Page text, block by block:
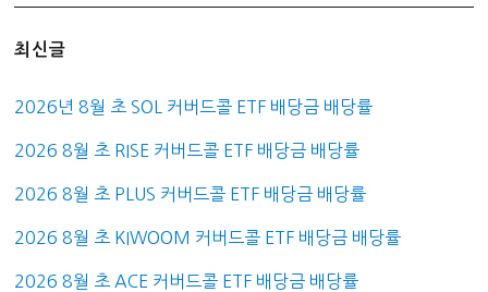
최신글
2026년 8월 초 SOL 커버드콜 ETF 배당금 배당률
2026 8월 초 RISE 커버드콜 ETF 배당금 배당률
2026 8월 초 PLUS 커버드콜 ETF 배당금 배당률
2026 8월 초 KIWOOM 커버드콜 ETF 배당금 배당률
2026 8월 초 ACE 커버드콜 ETF 배당금 배당률